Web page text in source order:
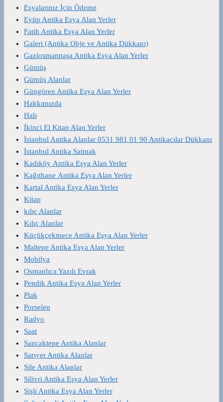
Eşyalarınız İçin Ödeme
Eyüp Antika Eşya Alan Yerler
Fatih Antika Eşya Alan Yerler
Galeri (Antika Obje ve Antika Dükkanı)
Gaziosmanpaşa Antika Eşya Alan Yerler
Gümüş
Gümüş Alanlar
Güngören Antika Eşya Alan Yerler
Hakkımızda
Halı
İkinci El Kitap Alan Yerler
İstanbul Antika Alanlar 0531 981 01 90 Antikacılar Dükkanı
İstanbul Antika Satmak
Kadıköy Antika Eşya Alan Yerler
Kağıthane Antika Eşya Alan Yerler
Kartal Antika Eşya Alan Yerler
Kitap
kılıç Alanlar
Kılıç Alanlar
Küçükçekmece Antika Eşya Alan Yerler
Maltepe Antika Eşya Alan Yerler
Mobilya
Osmanlıca Yazılı Evrak
Pendik Antika Eşya Alan Yerler
Plak
Porselen
Radyo
Saat
Sancaktepe Antika Alanlar
Sarıyer Antika Alanlar
Şile Antika Alanlar
Silivri Antika Eşya Alan Yerler
Şişli Antika Eşya Alan Yerler